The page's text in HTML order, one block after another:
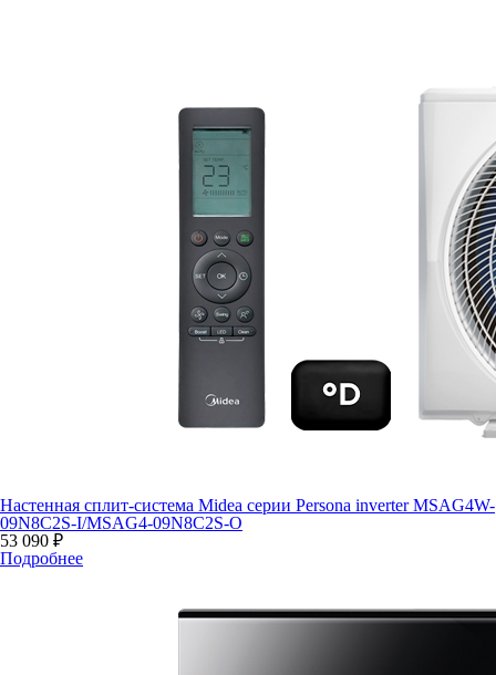
Настенная сплит-система Midea серии Persona inverter MSAG4W-
09N8C2S-I/MSAG4-09N8C2S-O
53 090 ₽
Подробнее